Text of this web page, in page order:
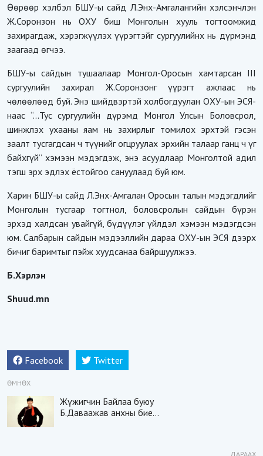
Өөрөөр хэлбэл БШУ-ы сайд Л.Энх-Амгалангийн хэлсэнчлэн
Ж.Соронзон нь ОХУ биш Монголын хууль тогтоомжид
захирагдаж, хэрэгжүүлэх үүрэгтэйг сургуулийнх нь дүрмэнд
заагаад өгчээ.
БШУ-ы сайдын тушаалаар Монгол-Оросын хамтарсан III
сургуулийн захирал Ж.Соронзонг үүрэгт ажлаас нь
чөлөөлөөд буй. Энэ шийдвэртэй холбогдуулан ОХУ-ын ЭСЯ-
наас “...Тус сургуулийн дүрэмд Монгол Улсын Боловсрол,
шинжлэх ухааны яам нь захирлыг томилох эрхтэй гэсэн
заалт тусгагдсан ч түүнийг огцруулах эрхийн талаар ганц ч үг
байхгүй” хэмээн мэдэгдэж, энэ асуудлаар Монголтой адил
тэгш эрх эдлэх ёстойгоо сануулаад буй юм.
Харин БШУ-ы сайд Л.Энх-Амгалан Оросын талын мэдэгдлийг
Монголын тусгаар тогтнол, боловсролын сайдын бүрэн
эрхэд халдсан увайгүй, бүдүүлэг үйлдэл хэмээн мэдэгдсэн
юм. Салбарын сайдын мэдээллийн дараа ОХУ-ын ЭСЯ дээрх
бичиг баримтыг пэйж хуудсанаа байршуулжээ.
Б.Хэрлэн
Shuud.mn
Facebook Twitter
ӨМНӨХ
Жүжигчин Байлаа буюу
Б.Даваажав анхны бие
ДАРААХ